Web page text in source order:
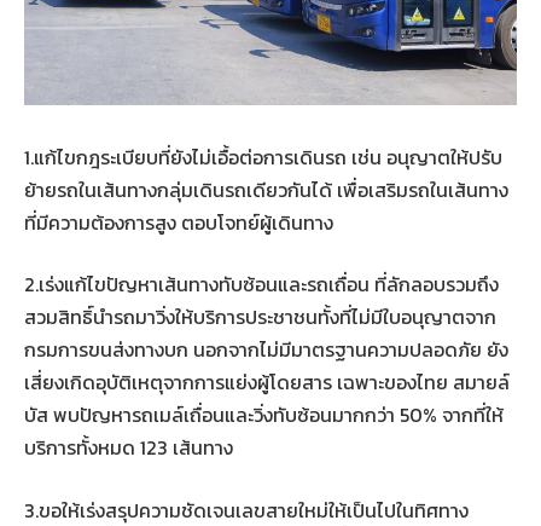
1.แก้ไขกฎระเบียบที่ยังไม่เอื้อต่อการเดินรถ เช่น อนุญาตให้ปรับ
ย้ายรถในเส้นทางกลุ่มเดินรถเดียวกันได้ เพื่อเสริมรถในเส้นทาง
ที่มีความต้องการสูง ตอบโจทย์ผู้เดินทาง
2.เร่งแก้ไขปัญหาเส้นทางทับซ้อนและรถเถื่อน ที่ลักลอบรวมถึง
สวมสิทธิ์นำรถมาวิ่งให้บริการประชาชนทั้งที่ไม่มีใบอนุญาตจาก
กรมการขนส่งทางบก นอกจากไม่มีมาตรฐานความปลอดภัย ยัง
เสี่ยงเกิดอุบัติเหตุจากการแย่งผู้โดยสาร เฉพาะของไทย สมายล์
บัส พบปัญหารถเมล์เถื่อนและวิ่งทับซ้อนมากกว่า 50% จากที่ให้
บริการทั้งหมด 123 เส้นทาง
3.ขอให้เร่งสรุปความชัดเจนเลขสายใหม่ให้เป็นไปในทิศทาง